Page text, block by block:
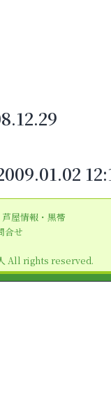
芦屋情報・黒帯
合せ
All rights reserved.